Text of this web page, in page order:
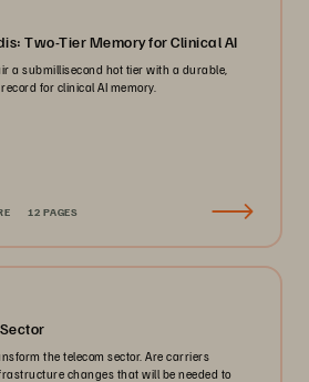
Two-Tier Memory for Clinical AI
a submillisecond hot tier with a durable,
for clinical AI memory.
12 PAGES
the telecom sector. Are carriers
changes that will be needed to